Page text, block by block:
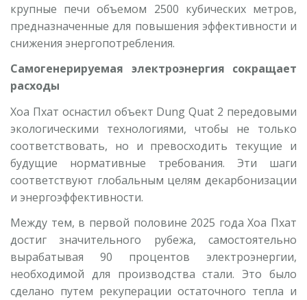
крупные печи объемом 2500 кубических метров,
предназначенные для повышения эффективности и
снижения энергопотребления.
Самогенерируемая электроэнергия сокращает
расходы
Хоа Пхат оснастил объект Dung Quat 2 передовыми
экологическими технологиями, чтобы не только
соответствовать, но и превосходить текущие и
будущие нормативные требования. Эти шаги
соответствуют глобальным целям декарбонизации
и энергоэффективности.
Между тем, в первой половине 2025 года Хоа Пхат
достиг значительного рубежа, самостоятельно
вырабатывая 90 процентов электроэнергии,
необходимой для производства стали. Это было
сделано путем рекуперации остаточного тепла и